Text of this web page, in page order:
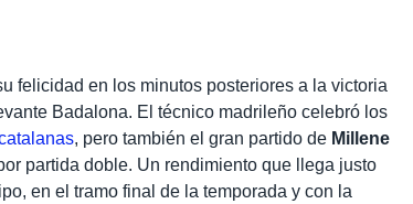
felicidad en los minutos posteriores a la victoria
Badalona. El técnico madrileño celebró los
, pero también el gran partido de Millene
partida doble. Un rendimiento que llega justo
en el tramo final de la temporada y con la